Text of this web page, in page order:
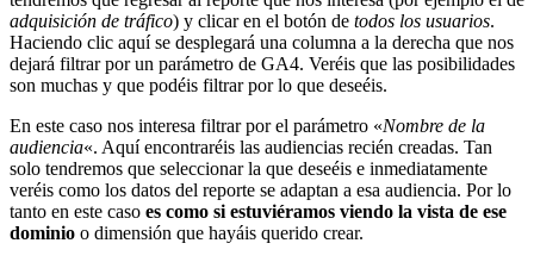
adquisición de tráfico) y clicar en el botón de todos los usuarios.
Haciendo clic aquí se desplegará una columna a la derecha que nos
dejará filtrar por un parámetro de GA4. Veréis que las posibilidades
son muchas y que podéis filtrar por lo que deseéis.
En este caso nos interesa filtrar por el parámetro «Nombre de la
audiencia«. Aquí encontraréis las audiencias recién creadas. Tan
solo tendremos que seleccionar la que deseéis e inmediatamente
veréis como los datos del reporte se adaptan a esa audiencia. Por lo
tanto en este caso es como si estuviéramos viendo la vista de ese
dominio o dimensión que hayáis querido crear.